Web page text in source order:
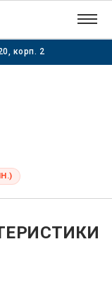
корп. 2